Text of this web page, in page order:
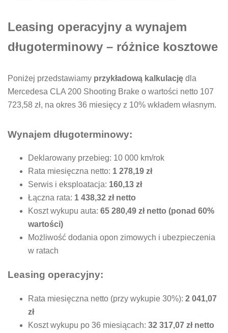
Leasing operacyjny a wynajem
długoterminowy – różnice kosztowe
Poniżej przedstawiamy przykładową kalkulację dla
Mercedesa CLA 200 Shooting Brake o wartości netto 107
723,58 zł, na okres 36 miesięcy z 10% wkładem własnym.
Wynajem długoterminowy:
Deklarowany przebieg: 10 000 km/rok
Rata miesięczna netto: 1 278,19 zł
Serwis i eksploatacja: 160,13 zł
Łączna rata: 1 438,32 zł netto
Koszt wykupu auta: 65 280,49 zł netto (ponad 60%
wartości)
Możliwość dodania opon zimowych i ubezpieczenia
w ratach
Leasing operacyjny:
Rata miesięczna netto (przy wykupie 30%): 2 041,07
zł
Koszt wykupu po 36 miesiącach: 32 317,07 zł netto